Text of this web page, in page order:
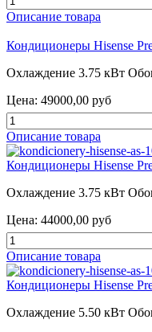
Описание товара
Кондиционеры Hisense
Охлаждение 3.75 кВт
Цена: 49000,00 руб
Описание товара
Кондиционеры Hisense
Охлаждение 3.75 кВт
Цена: 44000,00 руб
Описание товара
Кондиционеры Hisense
Охлаждение 5.50 кВт